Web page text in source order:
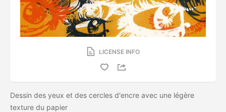
LICENSE INFO
Dessin des yeux et des cercles d'encre avec une légère
texture du papier